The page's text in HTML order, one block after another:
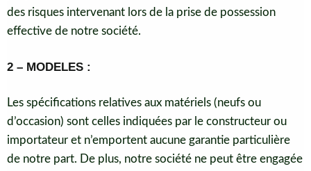
des risques intervenant lors de la prise de possession
effective de notre société.
2 – MODELES :
Les spécifications relatives aux matériels (neufs ou
d’occasion) sont celles indiquées par le constructeur ou
importateur et n’emportent aucune garantie particulière
de notre part. De plus, notre société ne peut être engagée